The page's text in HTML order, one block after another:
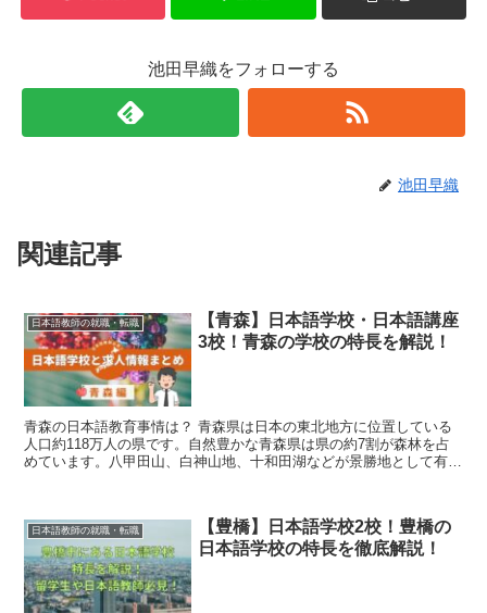
池田早織をフォローする
池田早織
関連記事
日本語教師の就職・転職
【青森】日本語学校・日本語講座
3校！青森の学校の特長を解説！
青森の日本語教育事情は？ 青森県は日本の東北地方に位置している
人口約118万人の県です。自然豊かな青森県は県の約7割が森林を占
めています。八甲田山、白神山地、十和田湖などが景勝地として有名
日本語教師の就職・転職
【豊橋】日本語学校2校！豊橋の
日本語学校の特長を徹底解説！